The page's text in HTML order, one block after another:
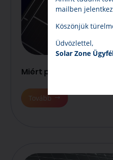
Miért pont a Hyundai?
Tovább
mailben
Köszönjük
Üdvözlettel,
Solar Zone